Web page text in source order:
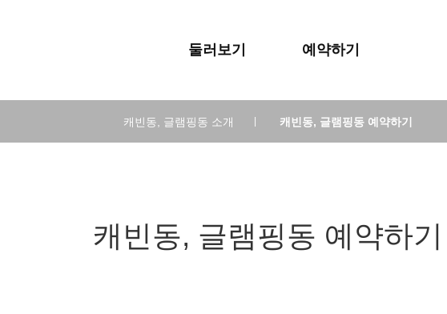
둘러보기 예약하기
캐빈동, 글램핑동 소개 캐빈동, 글램핑동 예약하기
캐빈동, 글램핑동 예약하기